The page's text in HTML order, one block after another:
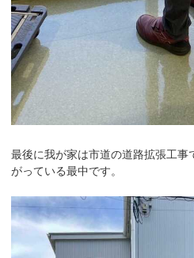
最後に我が家は市道の道路拡張工
がっている最中です。